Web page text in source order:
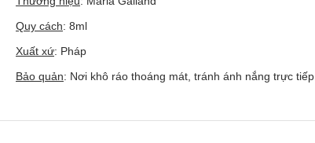
Quy cách: 8ml
Xuất xứ: Pháp
Bảo quản: Nơi khô ráo thoáng mát, tránh ánh nắng trực tiếp.